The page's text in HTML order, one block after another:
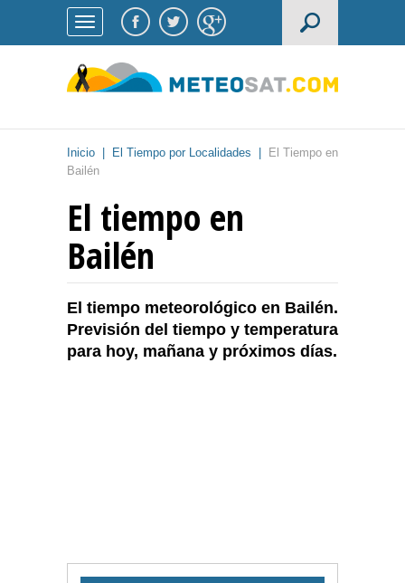
Inicio El Tiempo por Localidades
El Tiempo en
Bailén
El tiempo en
Bailén
El tiempo meteorológico en Bailén.
Previsión del tiempo y temperatura
para hoy, mañana y próximos días.